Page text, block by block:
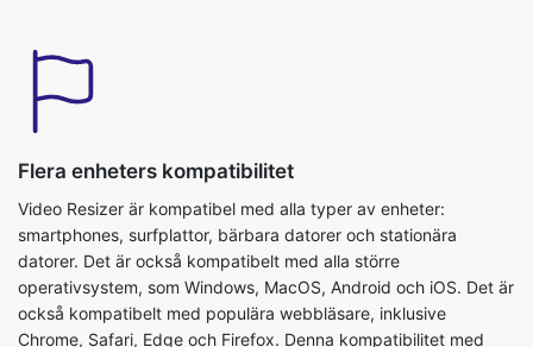
Flera enheters kompatibilitet
Video Resizer är kompatibel med alla typer av enheter:
smartphones, surfplattor, bärbara datorer och stationära
datorer. Det är också kompatibelt med alla större
operativsystem, som Windows, MacOS, Android och iOS. Det är
också kompatibelt med populära webbläsare, inklusive
Chrome, Safari, Edge och Firefox. Denna kompatibilitet med
flera enheter låter dig komma åt och använda verktyget från